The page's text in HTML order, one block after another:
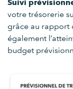
Suivi
votre trésorerie
grâce au rapport
également
budget